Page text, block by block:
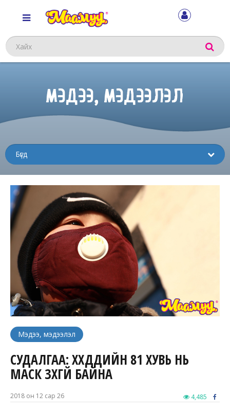
Хайх
МЭДЭЭ, МЭДЭЭЛЭЛ
Мэдээ, мэдээлэл
СУДАЛГАА: ХҮҮХДҮҮДИЙН 81 ХУВЬ НЬ
МАСК ЗҮҮХГҮЙ БАЙНА
2018 он 12 сар 26 4,485